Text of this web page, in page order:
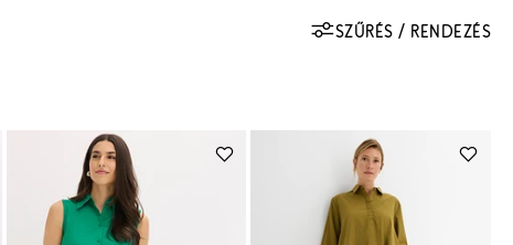
SZŰRÉS / RENDEZÉS